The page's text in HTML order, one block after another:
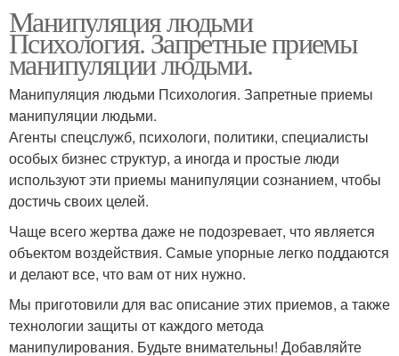
Манипуляция людьми
Психология. Запретные приемы
манипуляции людьми.
Манипуляция людьми Психология. Запретные приемы
манипуляции людьми.
Агенты спецслужб, психологи, политики, специалисты
особых бизнес структур, а иногда и простые люди
используют эти приемы манипуляции сознанием, чтобы
достичь своих целей.
Чаще всего жертва даже не подозревает, что является
объектом воздействия. Самые упорные легко поддаются
и делают все, что вам от них нужно.
Мы приготовили для вас описание этих приемов, а также
технологии защиты от каждого метода
манипулирования. Будьте внимательны! Добавляйте